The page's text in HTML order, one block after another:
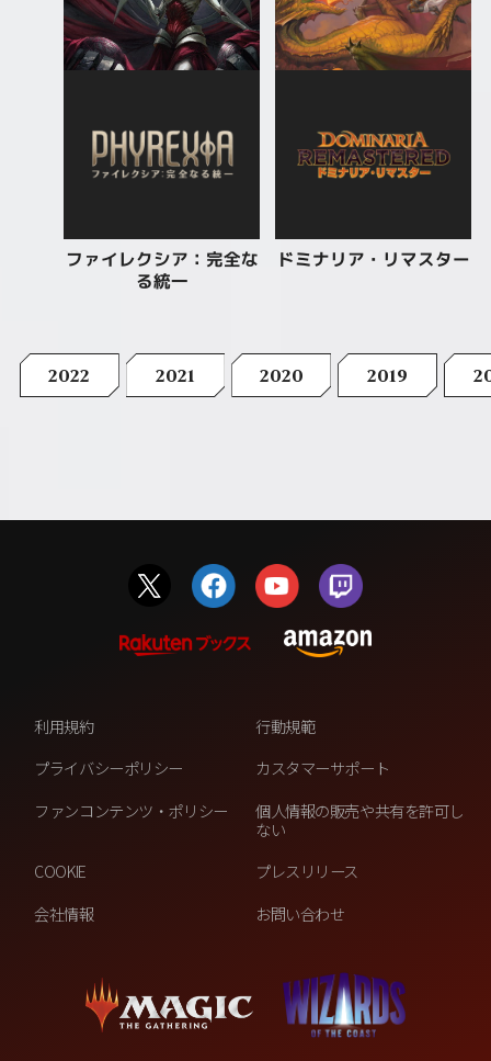
ファイレクシア：完全な
る統一
ドミナリア・リマスター
2022 2021 2020 2019
利用規約
行動規範
プライバシーポリシー
カスタマーサポート
ファンコンテンツ・ポリシー
個人情報の販売や共有を許可し
ない
COOKIE
プレスリリース
会社情報
お問い合わせ